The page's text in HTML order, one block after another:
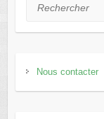
Nous contacter